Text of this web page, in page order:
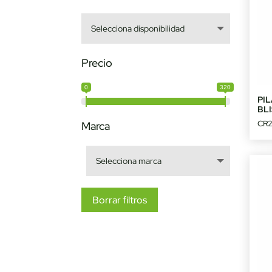
Precio
0 320
Marca
Borrar filtros